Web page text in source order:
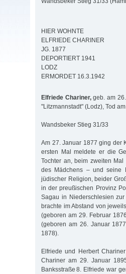
HIER WOHNTE
ELFRIEDE CHARINER
JG. 1877
DEPORTIERT 1941
LODZ
ERMORDET 16.3.1942
Elfriede Chariner,geb. am
"Litzmannstadt" (Lodz), Tod
Wandsbeker Stieg 31/33
Am 27. Januar 1877 ging der
ersten Mal meldete er die
Tochter an, beim zweiten
des Mädchens – und seine
jüdischer Religion, beider
in der preußischen Provinz
Sagau in Niederschlesien
brachte im Abstand von
(geboren am 29. Februar
(geboren am 26. Januar
1878).
Elfriede und Herbert
Chariner am 29. Januar
Banksstraße 8. Elfriede war